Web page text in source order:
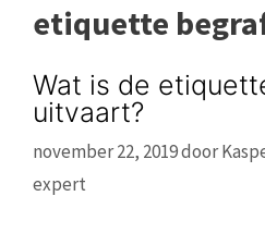
etiquette
Wat is de
uitvaart?
november 22, 2019door
expert